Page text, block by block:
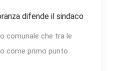
difende il sindaco
comunale che tra le
come primo punto